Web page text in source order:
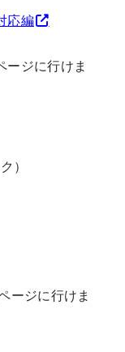
応編
ージに行けま
）
ージに行けま